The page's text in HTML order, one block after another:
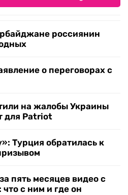
россиянин
о переговорах с
на жалобы Украины
для Patriot
Турция обратилась к
пять месяцев видео с
с ним и где он